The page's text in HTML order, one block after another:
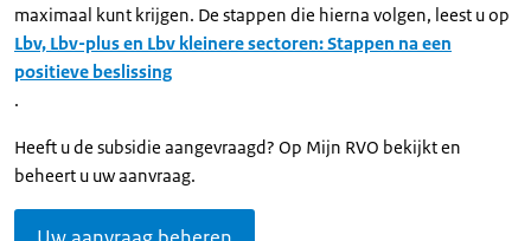
maximaal kunt krijgen. De stappen die hierna volgen, leest u op
Lbv, Lbv-plus en Lbv kleinere sectoren: Stappen na een
positieve beslissing
.
Heeft u de subsidie aangevraagd? Op Mijn RVO bekijkt en
beheert u uw aanvraag.